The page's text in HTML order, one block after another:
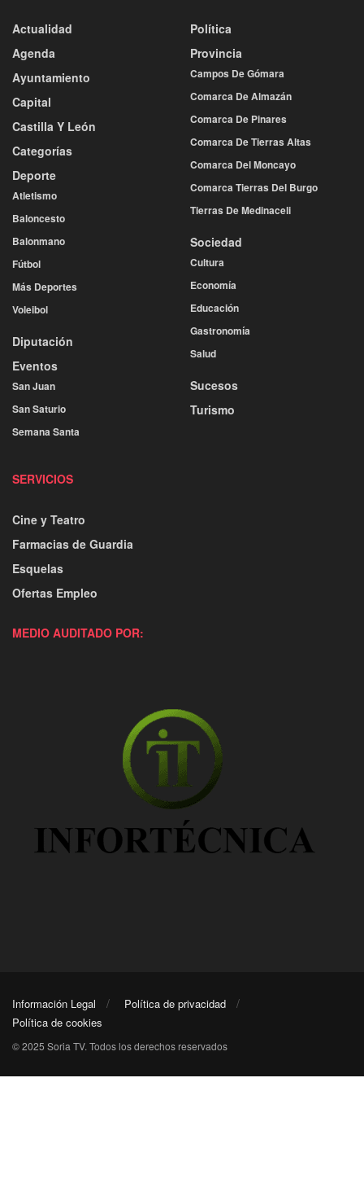
Actualidad
Agenda
Ayuntamiento
Capital
Castilla Y León
Categorías
Deporte
Atletismo
Baloncesto
Balonmano
Fútbol
Más Deportes
Voleibol
Diputación
Eventos
San Juan
San Saturio
Semana Santa
Política
Provincia
Campos De Gómara
Comarca De Almazán
Comarca De Pinares
Comarca De Tierras Altas
Comarca Del Moncayo
Comarca Tierras Del Burgo
Tierras De Medinaceli
Sociedad
Cultura
Economía
Educación
Gastronomía
Salud
Sucesos
Turismo
SERVICIOS
Cine y Teatro
Farmacias de Guardia
Esquelas
Ofertas Empleo
MEDIO AUDITADO POR:
Información Legal
Política de privacidad
Política de cookies
© 2025 Soria TV. Todos los derechos reservados